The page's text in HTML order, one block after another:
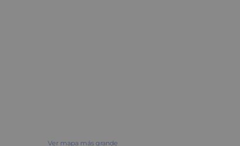
Ver mapa más grande